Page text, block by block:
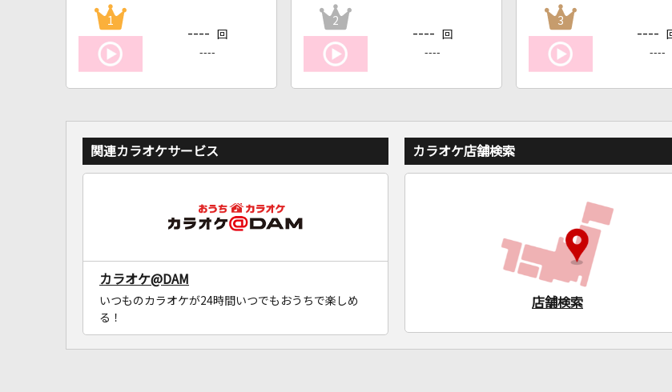
1
---- 回
----
2
---- 回
----
3
----
----
関連カラオケサービス
カラオケ@DAM
いつものカラオケが24時間いつでもおうちで楽しめ
る！
カラオケ店舗検索
店舗検索